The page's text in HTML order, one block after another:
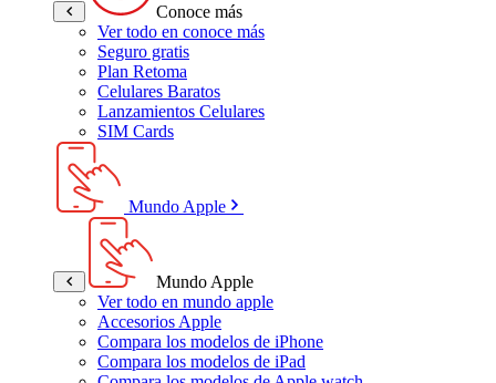
Conoce más
Ver todo en conoce más
Seguro gratis
Plan Retoma
Celulares Baratos
Lanzamientos Celulares
SIM Cards
Mundo Apple
Mundo Apple
Ver todo en mundo apple
Accesorios Apple
Compara los modelos de iPhone
Compara los modelos de iPad